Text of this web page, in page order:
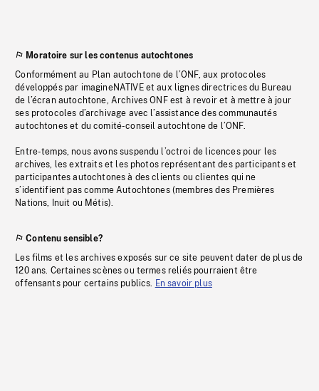
Moratoire sur les contenus autochtones
Conformément au Plan autochtone de l’ONF, aux protocoles
développés par imagineNATIVE et aux lignes directrices du Bureau
de l’écran autochtone, Archives ONF est à revoir et à mettre à jour
ses protocoles d’archivage avec l’assistance des communautés
autochtones et du comité-conseil autochtone de l’ONF.
Entre-temps, nous avons suspendu l’octroi de licences pour les
archives, les extraits et les photos représentant des participants et
participantes autochtones à des clients ou clientes qui ne
s’identifient pas comme Autochtones (membres des Premières
Nations, Inuit ou Métis).
Contenu sensible?
Les films et les archives exposés sur ce site peuvent dater de plus de
120 ans. Certaines scènes ou termes reliés pourraient être
offensants pour certains publics. En savoir plus